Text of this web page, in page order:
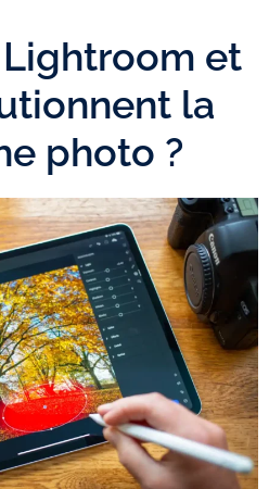
et
la
photo ?